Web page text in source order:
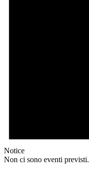
Notice
Non ci sono eventi previsti.